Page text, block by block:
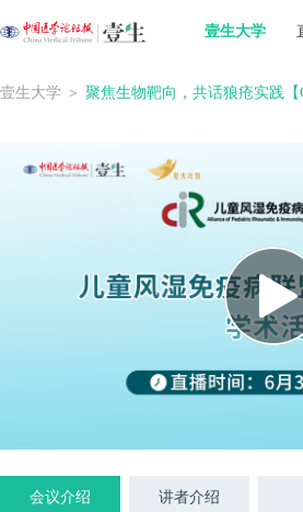
壹生大学
壹生大学 ＞ 聚焦生物靶向，共话狼疮实践【
会议介绍 讲者介绍